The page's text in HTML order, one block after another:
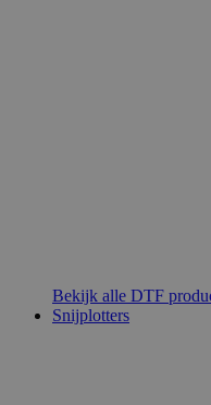
Bekijk alle DTF
Snijplotters